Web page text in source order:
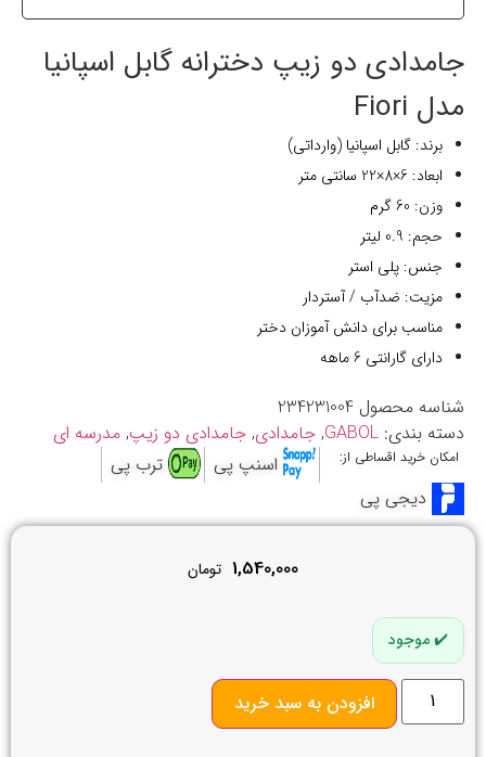
جامدادی دو زیپ دخترانه گابل اسپانیا
مدل Fiori
برند: گابل اسپانیا (وارداتی)
ابعاد: 6×8×22 سانتی متر
وزن: 60 گرم
حجم: 0.9 لیتر
جنس: پلی استر
مزیت: ضدآب / آستردار
مناسب برای دانش آموزان دختر
دارای گارانتی 6 ماهه
شناسه محصول 234231004
دسته بندی: GABOL
, جامدادی, جامدادی دو زیپ, مدرسه ای
امکان خرید اقساطی از: اسنپ پی
ترب پی
دیجی پی
1,540,000 تومان
موجود
افزودن به سبد خرید